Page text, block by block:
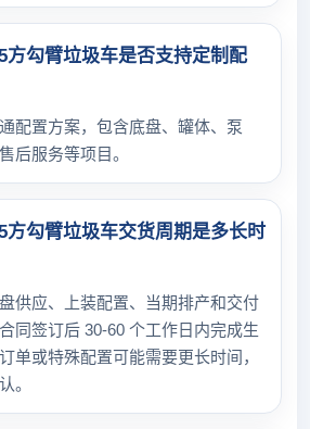
方勾臂垃圾车是否支持定制配
配置方案，包含底盘、罐体、泵
后服务等项目。
方勾臂垃圾车交货周期是多长时
供应、上装配置、当期排产和交付
同签订后 30-60 个工作日内完成生
单或特殊配置可能需要更长时间，
。